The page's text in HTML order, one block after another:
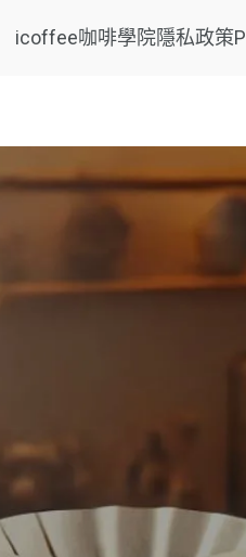
icoffee咖啡學院隱私政策